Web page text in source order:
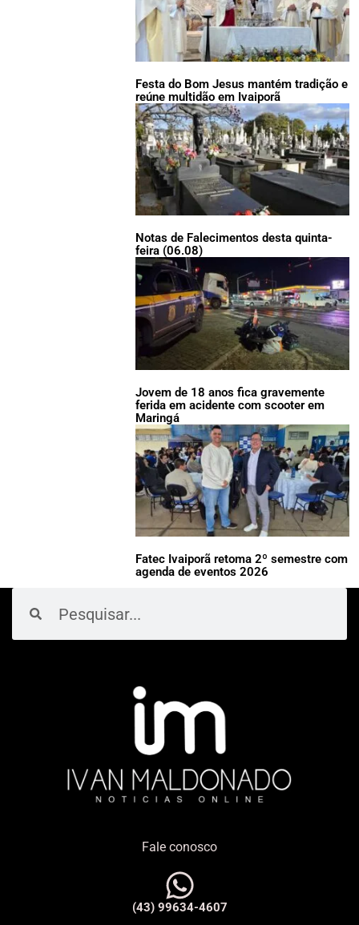
Festa do Bom Jesus mantém tradição e
reúne multidão em Ivaiporã
Notas de Falecimentos desta quinta-
feira (06.08)
Jovem de 18 anos fica gravemente
ferida em acidente com scooter em
Maringá
Fatec Ivaiporã retoma 2º semestre com
agenda de eventos 2026
Fale conosco
(43) 99634-4607